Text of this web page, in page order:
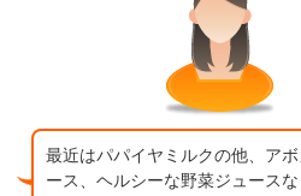
最近はパパイヤミルクの他、ア
ース、ヘルシーな野菜ジュース